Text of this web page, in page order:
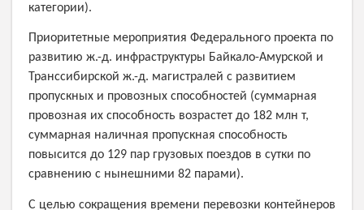
категории).
Приоритетные мероприятия Федерального проекта по
развитию ж.-д. инфраструктуры Байкало-Амурской и
Транссибирской ж.-д. магистралей с развитием
пропускных и провозных способностей (суммарная
провозная их способность возрастет до 182 млн т,
суммарная наличная пропускная способность
повысится до 129 пар грузовых поездов в сутки по
сравнению с нынешними 82 парами).
С целью сокращения времени перевозки контейнеров